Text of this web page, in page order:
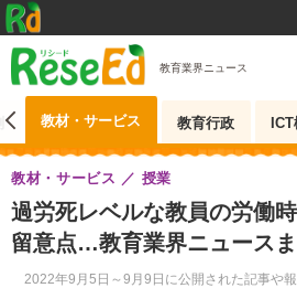
教育業界ニュース
教材・サービス 教育行政 ICT
過労死レベルな教員の労働
留意点…教育業界ニュース
2022年9月5日～9月9日に公開された記事や
教材・サービス 授業